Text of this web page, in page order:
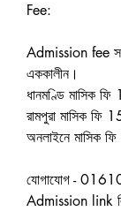
Fee:
Admission fee
এককালীন।
ধানমণ্ডি মাসিক
রামপুরা মাসিক ফি
অনলাইনে মাসিক
যোগাযোগ -